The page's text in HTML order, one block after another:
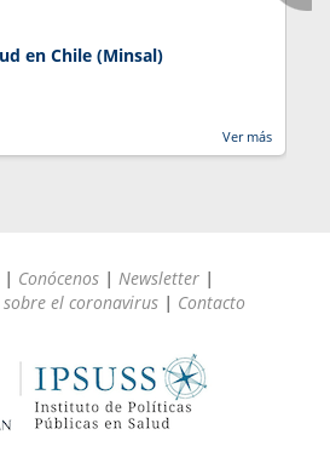
en Chile (Minsal)
Ver más
| Conócenos | Newsletter |
sobre el coronavirus | Contacto